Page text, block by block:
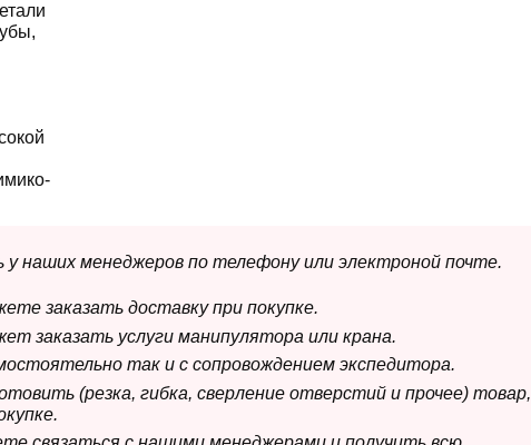
наших менеджеров по телефону или электроной почте.
заказать доставку при покупке.
заказать услуги манипулятора или крана.
так и с сопровождением экспедитора.
(резка, гибка, сверление отверстий и прочее) товар,